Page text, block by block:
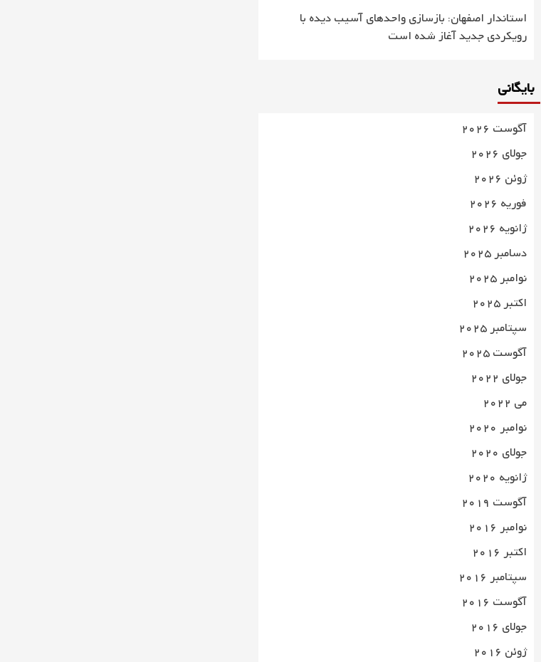
استاندار اصفهان: بازسازی واحدهای آسیب دیده با
رویکردی جدید آغاز شده است
بایگانی
آگوست 2026
جولای 2026
ژوئن 2026
فوریه 2026
ژانویه 2026
دسامبر 2025
نوامبر 2025
اکتبر 2025
سپتامبر 2025
آگوست 2025
جولای 2022
می 2022
نوامبر 2020
جولای 2020
ژانویه 2020
آگوست 2019
نوامبر 2016
اکتبر 2016
سپتامبر 2016
آگوست 2016
جولای 2016
ژوئن 2016